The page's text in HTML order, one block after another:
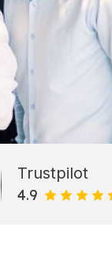
Trustpilot
4.9